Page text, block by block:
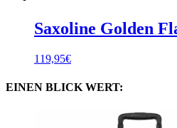
Saxoline Golden
119,95€
EINEN BLICK WERT: